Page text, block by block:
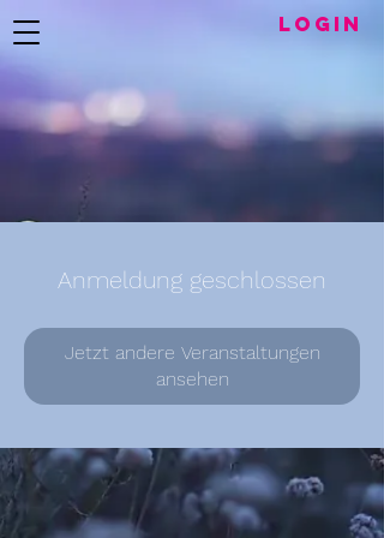
LogIN
Anmeldung geschlossen
Jetzt andere Veranstaltungen
ansehen